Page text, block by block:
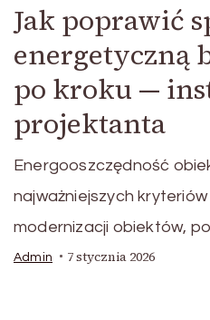
Jak poprawić
energetyczną
po kroku —
projektanta
Energooszczędność
najważniejszych
modernizacji obiektów,
Admin 7 stycznia 2026